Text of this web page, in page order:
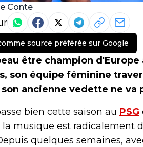
Conte
source préférée sur Google
être champion
son équipe féminine
ancienne vedette ne va
bien cette saison au PSG
musique est radicalement
quelques semaines,